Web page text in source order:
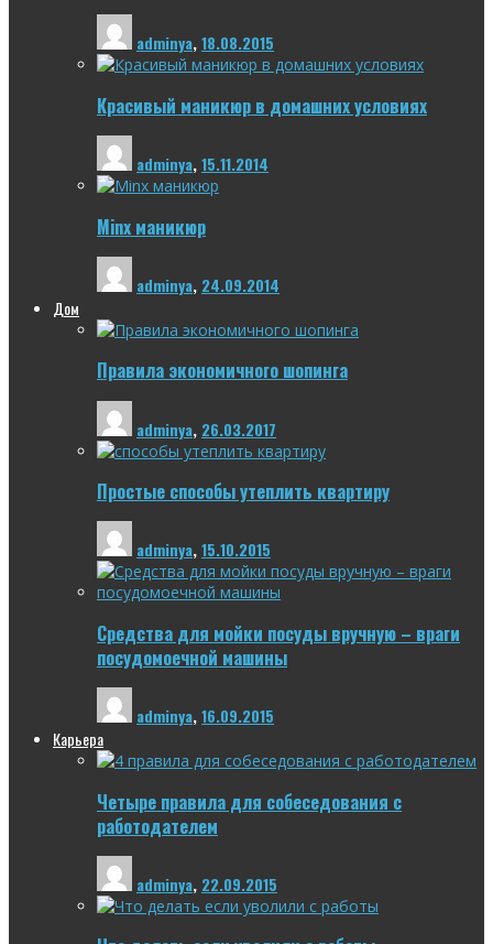
adminya,18.08.2015
Красивый маникюр в домашних условиях
adminya,15.11.2014
Minx маникюр
adminya, 24.09.2014
Дом
Правила экономичного шопинга
adminya, 26.03.2017
Простые способы утеплить квартиру
adminya,15.10.2015
Средства для мойки посуды вручную – враги
посудомоечной машины
adminya,16.09.2015
Карьера
Четыре правила для собеседования с
работодателем
adminya, 22.09.2015